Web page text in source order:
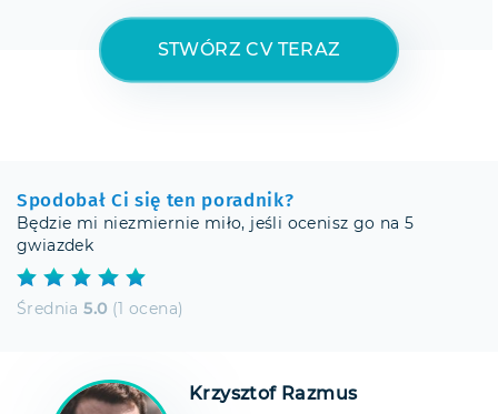
STWÓRZ CV TERAZ
Spodobał Ci się ten poradnik?
Będzie mi niezmiernie miło, jeśli ocenisz go na 5
gwiazdek
Średnia5.0 (1 ocena)
Krzysztof Razmus